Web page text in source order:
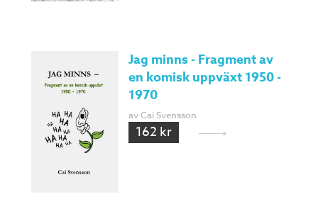
Jag minns - Fragment av
en komisk uppväxt 1950 -
1970
av Cai Svensson
162 kr